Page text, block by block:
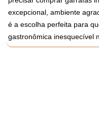
excepcional, ambiente
é a escolha perfeita para
gastronômica inesquecível